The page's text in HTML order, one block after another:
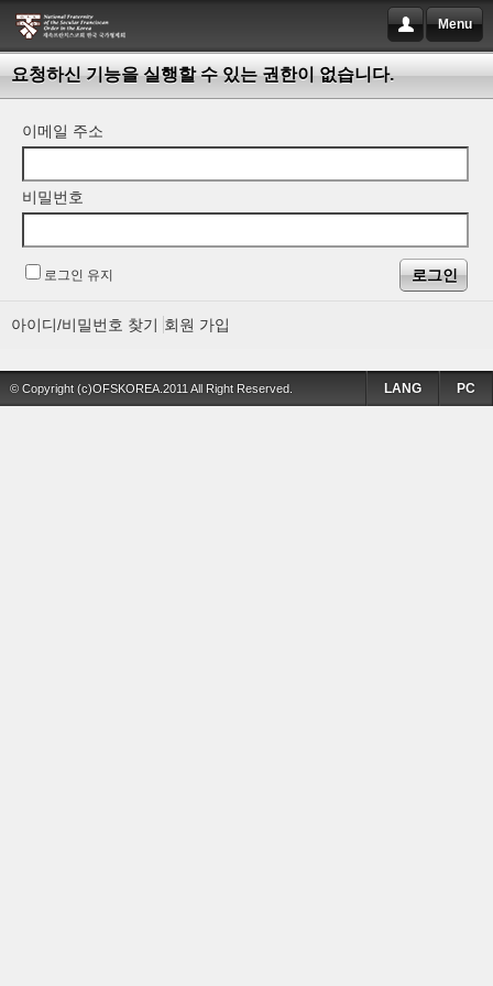
Menu
요청하신 기능을 실행할 수 있는 권한이 없습니다.
이메일 주소
비밀번호
로그인 유지
아이디/비밀번호 찾기 회원 가입
© Copyright (c)OFSKOREA.2011 All Right Reserved. PC
LANG